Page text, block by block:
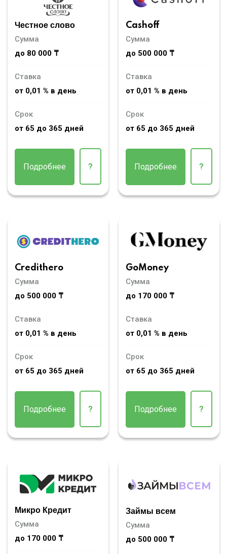
Честное слово
Сумма
до 80 000 ₸
Ставка
от 0,01 % в день
Срок
от 65 до 365 дней
Подробнее ?
Cashoff
Сумма
до 500 000 ₸
Ставка
от 0,01 % в день
Срок
от 65 до 365 дней
Подробнее ?
Credithero
Сумма
до 500 000 ₸
Ставка
от 0,01 % в день
Срок
от 65 до 365 дней
Подробнее ?
GoMoney
Сумма
до 170 000 ₸
Ставка
от 0,01 % в день
Срок
от 65 до 365 дней
Подробнее ?
Микро Кредит
Сумма
до 170 000 ₸
Займы всем
Сумма
до 500 000 ₸